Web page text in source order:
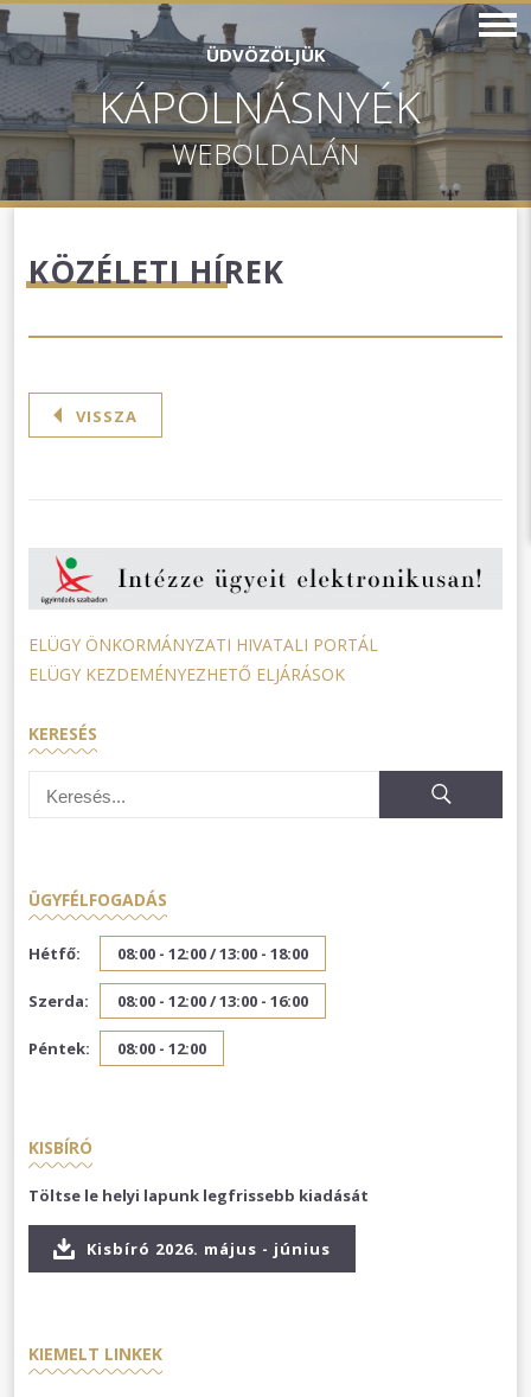
ÜDVÖZÖLJÜK
KÁPOLNÁSNYÉK
WEBOLDALÁN
KÖZÉLETI HÍREK
VISSZA
ELÜGY ÖNKORMÁNYZATI HIVATALI PORTÁL
ELÜGY KEZDEMÉNYEZHETŐ ELJÁRÁSOK
KERESÉS
ÜGYFÉLFOGADÁS
Hétfő: 08:00 - 12:00 /13:00 - 18:00
Szerda: 08:00 - 12:00 /13:00 - 16:00
Péntek: 08:00 - 12:00
KISBÍRÓ
Töltse le helyi lapunk legfrissebb kiadását
Kisbíró 2026. május - június
KIEMELT LINKEK